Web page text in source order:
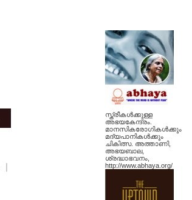
|
സ്ത്രീകള്‍ക്കുള്ള
അഭയകേന്ദ്രം.
മാനസികരോഗികള്‍ക്കും
മദ്യപാനികള്‍ക്കും
ചികിത്സ. അത്താണി,
അഭയബാല,
ശ്രദ്ധാഭവനം,
http://www.abhaya.org/